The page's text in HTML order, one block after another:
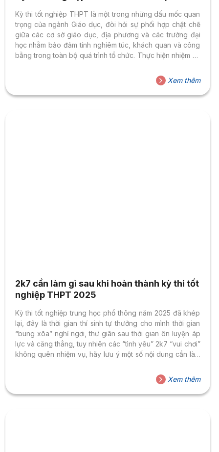
Kỳ thi tốt nghiệp THPT là một trong những dấu mốc quan
trọng của ngành Giáo dục, đòi hỏi sự phối hợp chặt chẽ
giữa các cơ sở giáo dục, địa phương và các trường đại
học nhằm bảo đảm tính nghiêm túc, khách quan và công
bằng trong toàn bộ quá trình tổ chức. Thực hiện nhiệm vụ
Sen (HSU) tham gia công tác kiểm tra Kỳ thi tốt nghiệp
THPT năm 2026 tại tỉnh Đắk Lắk với 11 điểm thi trên địa
bàn. Sẵn sàng cho...
Xem thêm
2k7 cần làm gì sau khi hoàn thành kỳ thi tốt
nghiệp THPT 2025
Kỳ thi tốt nghiệp trung học phổ thông năm 2025 đã khép
lại, đây là thời gian thí sinh tự thưởng cho mình thời gian
“bung xõa” nghỉ ngơi, thư giãn sau thời gian ôn luyện áp
lực và căng thẳng, tuy nhiên các “tình yêu” 2k7 “vui chơi”
không quên nhiệm vụ, hãy lưu ý một số nội dung cần làm
Xem thêm